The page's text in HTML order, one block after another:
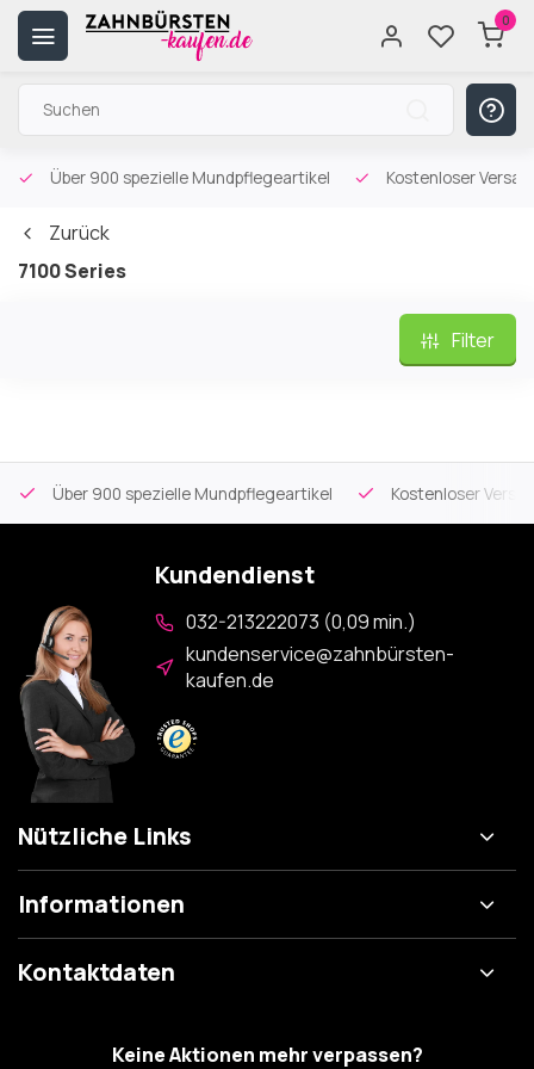
0
Über 900 spezielle Mundpflegeartikel Kostenloser
Zurück
7100 Series
Filter
Über 900 spezielle Mundpflegeartikel Kostenloser
Kundendienst
032-213222073 (0,09 min.)
kundenservice@zahnbürsten-
kaufen.de
Nützliche Links
Informationen
Kontaktdaten
Keine Aktionen mehr verpassen?